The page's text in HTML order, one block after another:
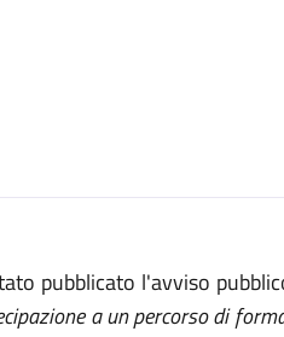
pubblicato l'avviso
a un percorso di